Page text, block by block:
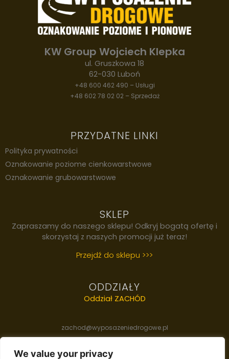
We value your privacy
KW Group Wojciech Klepka
ul. Gruszkowa 18
62-030 Luboń
+48 600 462 490 – Usługi
+48 602 78 02 02 – Sprzedaż
PRZYDATNE LINKI
Polityka prywatności
Oznakowanie poziome cienkowarstwowe
Oznakowanie grubowarstwowe
SKLEP
Zapraszamy do naszego sklepu! Odkryj bogatą ofertę i
skorzystaj z naszych promocji już teraz!
Przejdź do sklepu >>>
ODDZIAŁY
Oddział ZACHÓD
zachod@wyposazeniedrogowe.pl
Oddział WSCHÓD